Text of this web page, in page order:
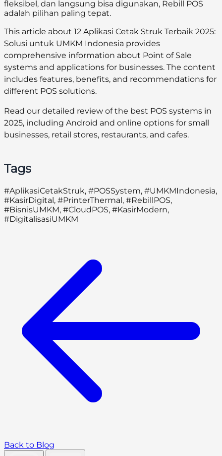
fleksibel, dan langsung bisa digunakan, Rebill POS
adalah pilihan paling tepat.
This article about 12 Aplikasi Cetak Struk Terbaik 2025:
Solusi untuk UMKM Indonesia provides
comprehensive information about Point of Sale
systems and applications for businesses. The content
includes features, benefits, and recommendations for
different POS solutions.
Read our detailed review of the best POS systems in
2025, including Android and online options for small
businesses, retail stores, restaurants, and cafes.
Tags
#AplikasiCetakStruk, #POSSystem, #UMKMIndonesia,
#KasirDigital, #PrinterThermal, #RebillPOS,
#BisnisUMKM, #CloudPOS, #KasirModern,
#DigitalisasiUMKM
Back to Blog